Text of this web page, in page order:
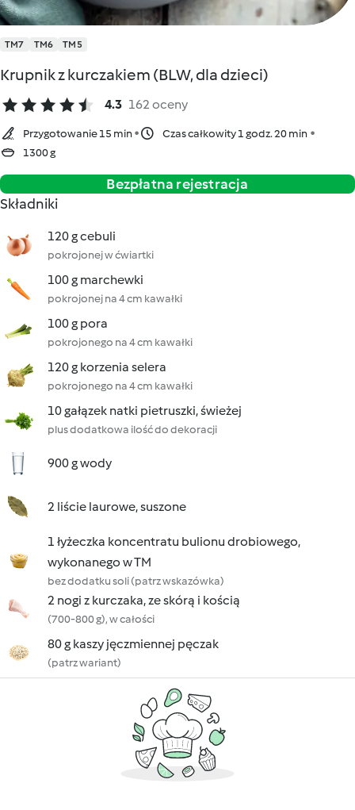
TM7 TM6 TM5
Krupnik z kurczakiem (BLW, dla dzieci)
4.3 162 oceny
Przygotowanie 15 min
Czas całkowity 1 godz. 20 min
1300 g
Bezpłatna rejestracja
Składniki
120 g cebuli
pokrojonej w ćwiartki
100 g marchewki
pokrojonej na 4 cm kawałki
100 g pora
pokrojonego na 4 cm kawałki
120 g korzenia selera
pokrojonego na 4 cm kawałki
10 gałązek natki pietruszki, świeżej
plus dodatkowa ilość do dekoracji
900 g wody
2 liście laurowe, suszone
1 łyżeczka koncentratu bulionu drobiowego,
wykonanego w TM
bez dodatku soli (patrz wskazówka)
2 nogi z kurczaka, ze skórą i kością
(700-800 g), w całości
80 g kaszy jęczmiennej pęczak
(patrz wariant)